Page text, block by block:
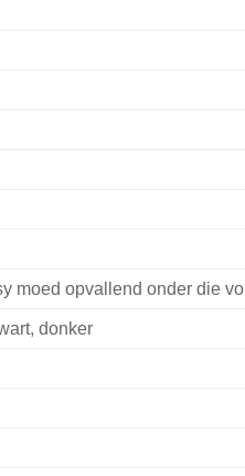
moed opvallend onder die
donker